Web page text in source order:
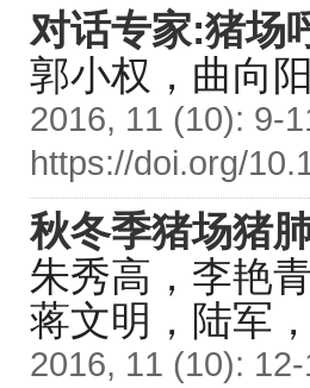
对话专家:猪场
郭小权，曲向阳
2016, 11 (10): 9-
https://doi.org/
秋冬季猪场猪
朱秀高，李艳
蒋文明，陆军
2016, 11 (10): 12-